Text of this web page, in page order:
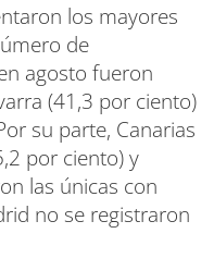
los mayores
de
agosto fueron
(41,3 por ciento)
su parte, Canarias
por ciento) y
las únicas con
no se registraron